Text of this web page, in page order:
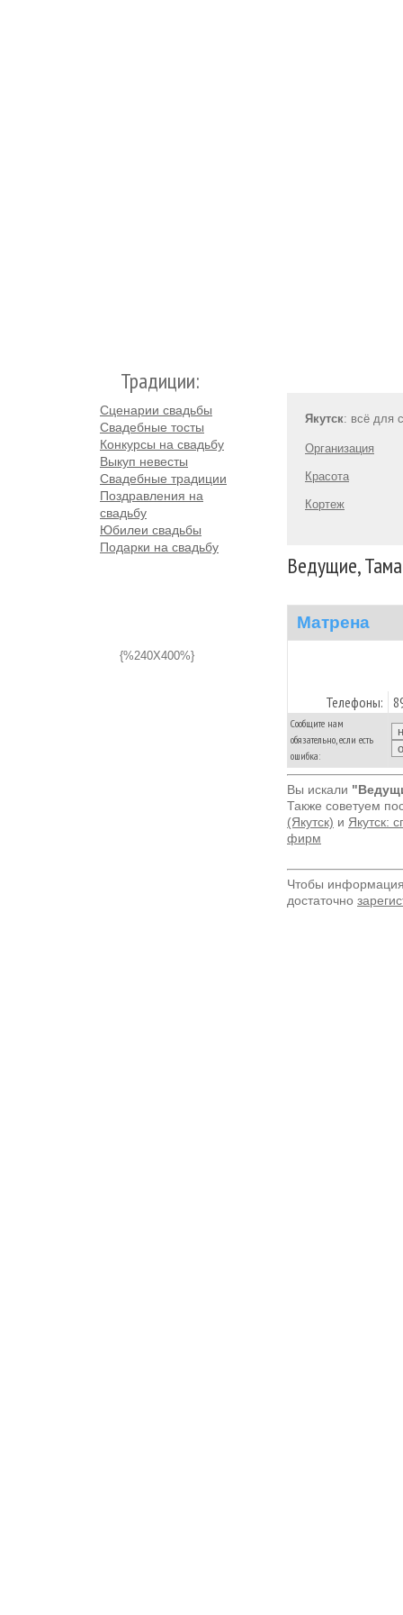
Традиции:
Сценарии свадьбы
Свадебные тосты
Конкурсы на свадьбу
Выкуп невесты
Свадебные традиции
Поздравления на
свадьбу
Юбилеи свадьбы
Подарки на свадьбу
{%240X400%}
Якутск: всё для
Организация
Красота
Кортеж
Ведущие,
Матрена
Телефоны:
Сообщите нам
обязательно, если есть
ошибка:
Вы искали
Также советуем
(Якутск) и Якутск:
фирм
Чтобы
достаточно